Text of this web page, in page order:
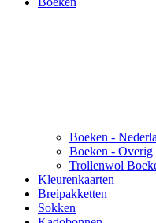
Boeken -
Boeken - Overig
Trollenwol
Kleurenkaarten
Breipakketten
Sokken